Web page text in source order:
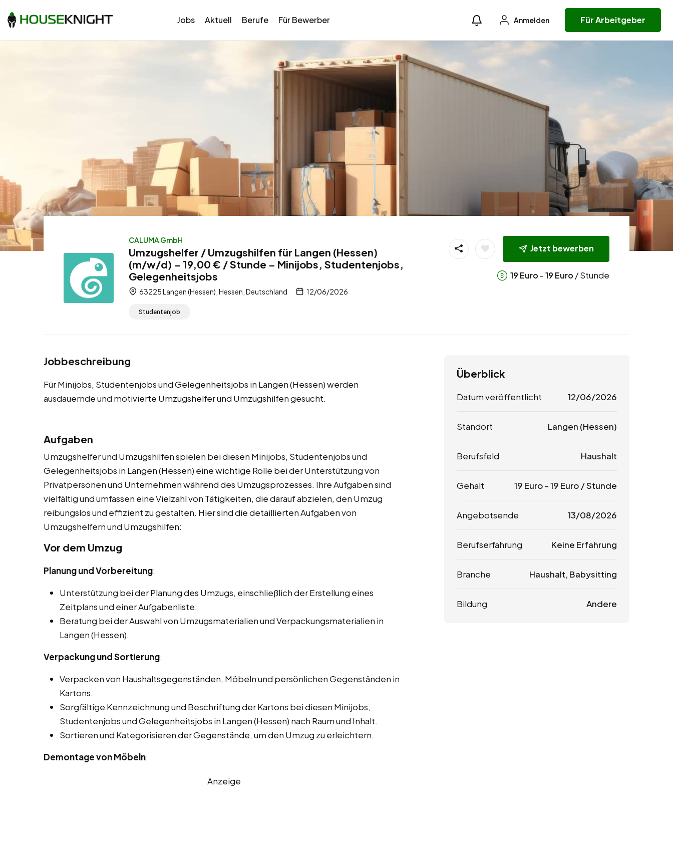
Jobs Aktuell Berufe Für Bewerber Anmelden Für Arbeitgeber
CALUMA GmbH
Umzugshelfer / Umzugshilfen für Langen (Hessen)
(m/w/d) – 19,00 € / Stunde – Minijobs, Studentenjobs,
Gelegenheitsjobs
63225 Langen (Hessen), Hessen, Deutschland 12/06/2026
Studentenjob
Jetzt bewerben
19 Euro -19 Euro / Stunde
Jobbeschreibung
Für Minijobs, Studentenjobs und Gelegenheitsjobs in Langen (Hessen) werden
ausdauernde und motivierte Umzugshelfer und Umzugshilfen gesucht.
Aufgaben
Umzugshelfer und Umzugshilfen spielen bei diesen Minijobs, Studentenjobs und
Gelegenheitsjobs in Langen (Hessen) eine wichtige Rolle bei der Unterstützung von
Privatpersonen und Unternehmen während des Umzugsprozesses. Ihre Aufgaben sind
vielfältig und umfassen eine Vielzahl von Tätigkeiten, die darauf abzielen, den Umzug
reibungslos und effizient zu gestalten. Hier sind die detaillierten Aufgaben von
Umzugshelfern und Umzugshilfen:
Vor dem Umzug
Planung und Vorbereitung:
Unterstützung bei der Planung des Umzugs, einschließlich der Erstellung eines
Zeitplans und einer Aufgabenliste.
Beratung bei der Auswahl von Umzugsmaterialien und Verpackungsmaterialien in
Langen (Hessen).
Verpackung und Sortierung:
Verpacken von Haushaltsgegenständen, Möbeln und persönlichen Gegenständen in
Kartons.
Sorgfältige Kennzeichnung und Beschriftung der Kartons bei diesen Minijobs,
Studentenjobs und Gelegenheitsjobs in Langen (Hessen) nach Raum und Inhalt.
Sortieren und Kategorisieren der Gegenstände, um den Umzug zu erleichtern.
Demontage von Möbeln:
Anzeige
Überblick
Datum veröffentlicht 12/06/2026
Standort Langen (Hessen)
Berufsfeld Haushalt
Gehalt 19 Euro -19 Euro / Stunde
Angebotsende 13/08/2026
Berufserfahrung Keine Erfahrung
Branche Haushalt, Babysitting
Bildung Andere